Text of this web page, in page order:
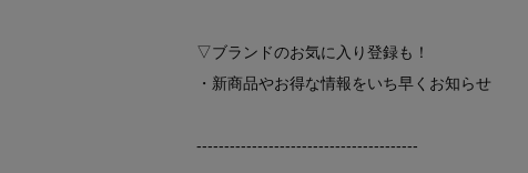
▽ブランドのお気に入り登録も！
・新商品やお得な情報をいち早くお知らせ
----------------------------------------